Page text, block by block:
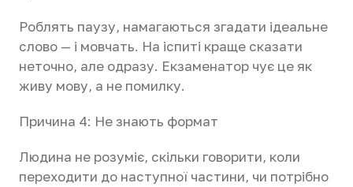
Роблять паузу, намагаються згадати ідеальне
слово — і мовчать. На іспиті краще сказати
неточно, але одразу. Екзаменатор чує це як
живу мову, а не помилку.
Причина 4: Не знають формат
Людина не розуміє, скільки говорити, коли
переходити до наступної частини, чи потрібно